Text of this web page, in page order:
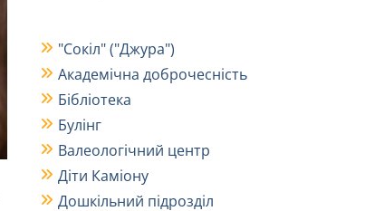
"Сокіл" ("Джура")
Академічна доброчесність
Бібліотека
Булінг
Валеологічний центр
Діти Каміону
Дошкільний підрозділ